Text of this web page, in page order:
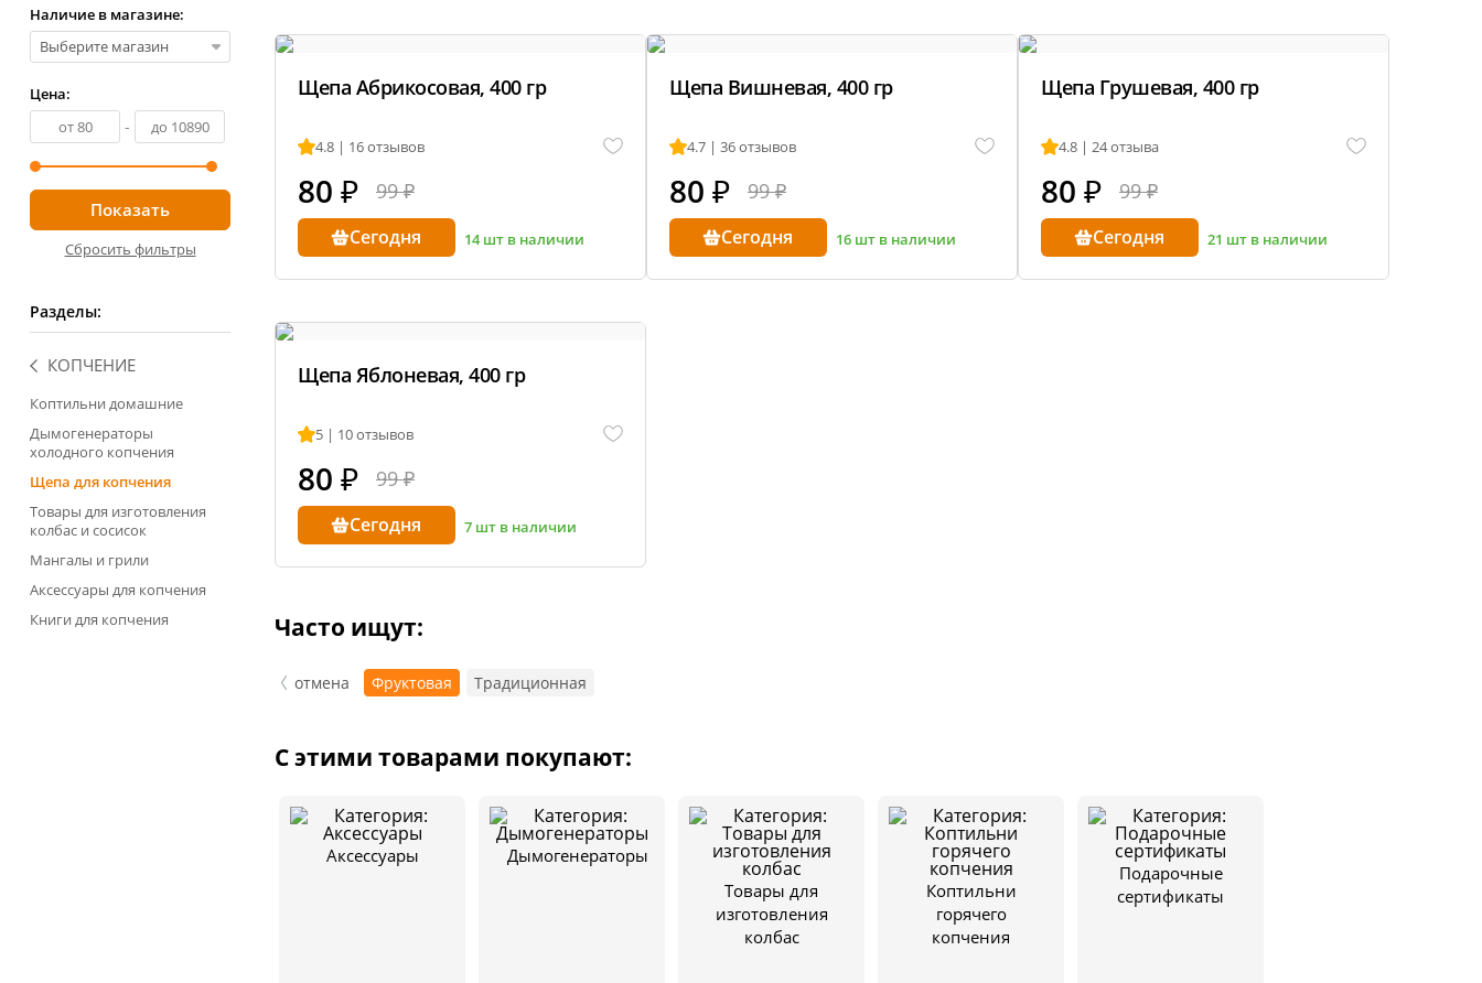
Виноделие
Подарочные карты
Колбасы
Сыр
Обзоры товаров
👍 Рейтинг самогонных
Все рейтинги
Youtube-канал
800+ видео и мастер-классов
Сообщество
Одноклассники
8 000+ читателей
Разбавление и испарение сусла
Содержание алкоголя в пиве
Наличие в магазине:
Выберите магазин
Цена:
-
Сбросить фильтры
Разделы:
КОПЧЕНИЕ
Коптильни домашние
Дымогенераторы
холодного копчения
Щепа для копчения
Товары для изготовления
колбас и сосисок
Мангалы и грили
Аксессуары для копчения
Книги для копчения
Щепа Абрикосовая, 400 гр
4.8 | 16 отзывов
80 ₽ 99 ₽
Сегодня 14 шт в наличии
Щепа Вишневая, 400 гр
4.7 | 36 отзывов
80 ₽ 99 ₽
Сегодня 16 шт в наличии
Щепа Грушевая, 400 гр
4.8 | 24 отзыва
80 ₽ 99 ₽
Сегодня 21 шт в наличии
Щепа Яблоневая, 400 гр
5 | 10 отзывов
80 ₽ 99 ₽
Сегодня 7 шт в наличии
Часто ищут:
отмена Фруктовая Традиционная
С этими товарами покупают:
Аксессуары
Дымогенераторы
Товары для
изготовления
колбас
Коптильни
горячего
копчения
Подарочные
сертификаты